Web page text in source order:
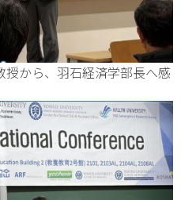
から、羽石経済学部長へ感